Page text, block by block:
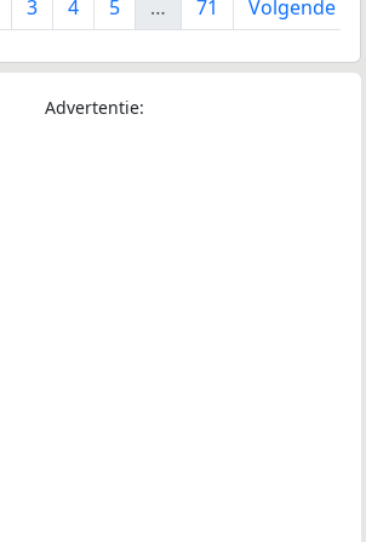
3 4 5 … 71 Volgende
Advertentie: